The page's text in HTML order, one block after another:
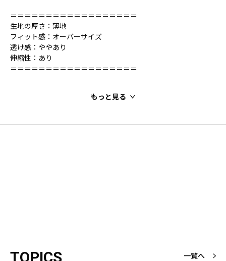
＝＝＝＝＝＝＝＝＝＝＝＝＝＝＝＝＝＝
生地の厚さ：薄地
フィット感：オーバーサイズ
透け感：ややあり
伸縮性：あり
＝＝＝＝＝＝＝＝＝＝＝＝＝＝＝＝＝＝
もっと見る
TOPICS 一覧へ